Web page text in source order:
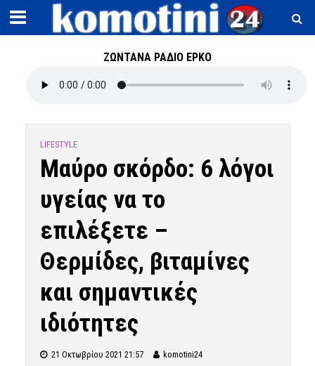
ΖΩΝΤΑΝΑ ΡΑΔΙΟ ΕΡΚΟ
LIFESTYLE
Μαύρο σκόρδο: 6 λόγοι
υγείας να το
επιλέξετε –
Θερμίδες, βιταμίνες
και σημαντικές
ιδιότητες
21 Οκτωβρίου 2021 21:57 komotini24